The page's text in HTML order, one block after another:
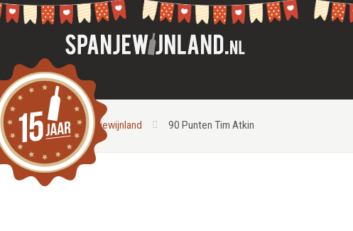
Spanjewijnland 90 Punten Tim Atkin